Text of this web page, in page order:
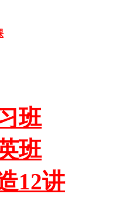
班
班
12讲